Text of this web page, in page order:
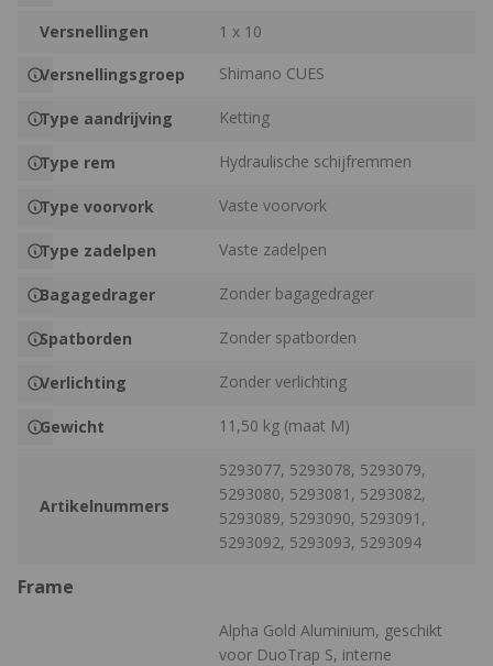
Versnellingen 1 x 10
Versnellingsgroep Shimano CUES
Type aandrijving Ketting
Type rem Hydraulische schijfremmen
Type voorvork Vaste voorvork
Type zadelpen Vaste zadelpen
Bagagedrager Zonder bagagedrager
Spatborden Zonder spatborden
Verlichting Zonder verlichting
Gewicht 11,50 kg (maat M)
Artikelnummers
5293077, 5293078, 5293079,
5293080, 5293081, 5293082,
5293089, 5293090, 5293091,
5293092, 5293093, 5293094
Frame
Alpha Gold Aluminium, geschikt
voor DuoTrap S, interne